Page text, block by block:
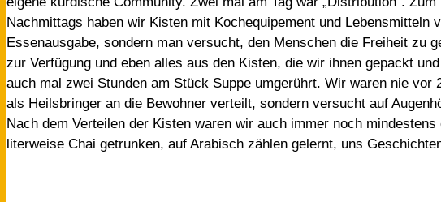
Nachmittags haben wir Kisten mit Kochequipement und
Essenausgabe, sondern man versucht, den Menschen die Freiheit zu
zur Verfügung und eben alles aus den Kisten, die wir ihnen gepackt
auch mal zwei Stunden am Stück Suppe umgerührt. Wir waren nie
als Heilsbringer an die Bewohner verteilt, sondern versucht auf
Nach dem Verteilen der Kisten waren wir auch immer noch
literweise Chai getrunken, auf Arabisch zählen gelernt, uns